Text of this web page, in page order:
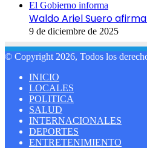
El Gobierno informa
Waldo Ariel Suero
9 de diciembre de 2025
© Copyright 2026, Todos los
INICIO
LOCALES
POLITICA
SALUD
INTERNACIONALES
DEPORTES
ENTRETENIMIENTO